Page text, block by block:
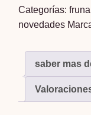
Categorías:fruna
novedades
saber mas